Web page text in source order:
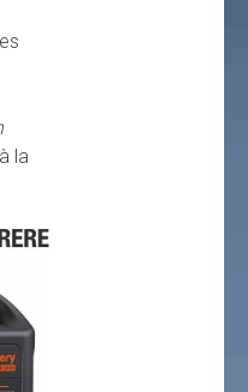
la